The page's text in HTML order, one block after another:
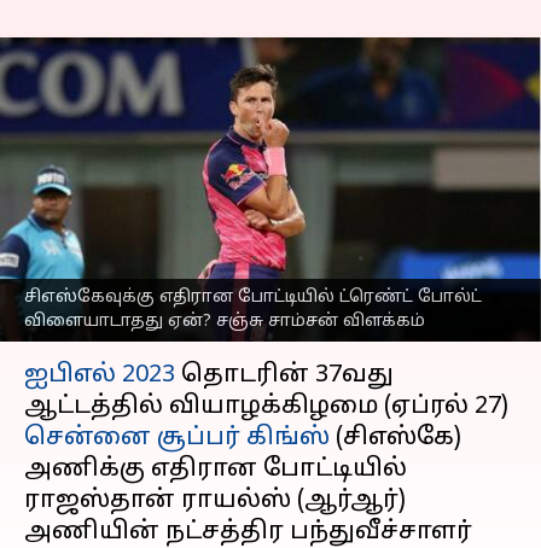
சிஎஸ்கேவுக்கு எதிரான போட்டியில் ட்ரெண்ட் போல்ட்
விளையாடாதது ஏன்? சஞ்சு சாம்சன் விளக்கம்
சிஎஸ்கேவுக்கு எதிரான
போட்டியில் ட்ரெண்ட்
போல்ட் விளையாடாதது
ஏன்? சஞ்சு சாம்சன்
விளக்கம்
எழுதியவர் Sekar Chinnappan Apr 27, 2023 08:05 pm
செய்தி முன்னோட்டம்
ஐபிஎல் 2023 தொடரின் 37வது
ஆட்டத்தில் வியாழக்கிழமை (ஏப்ரல் 27)
சென்னை சூப்பர் கிங்ஸ் (சிஎஸ்கே)
அணிக்கு எதிரான போட்டியில்
ராஜஸ்தான் ராயல்ஸ் (ஆர்ஆர்)
அணியின் நட்சத்திர பந்துவீச்சாளர்